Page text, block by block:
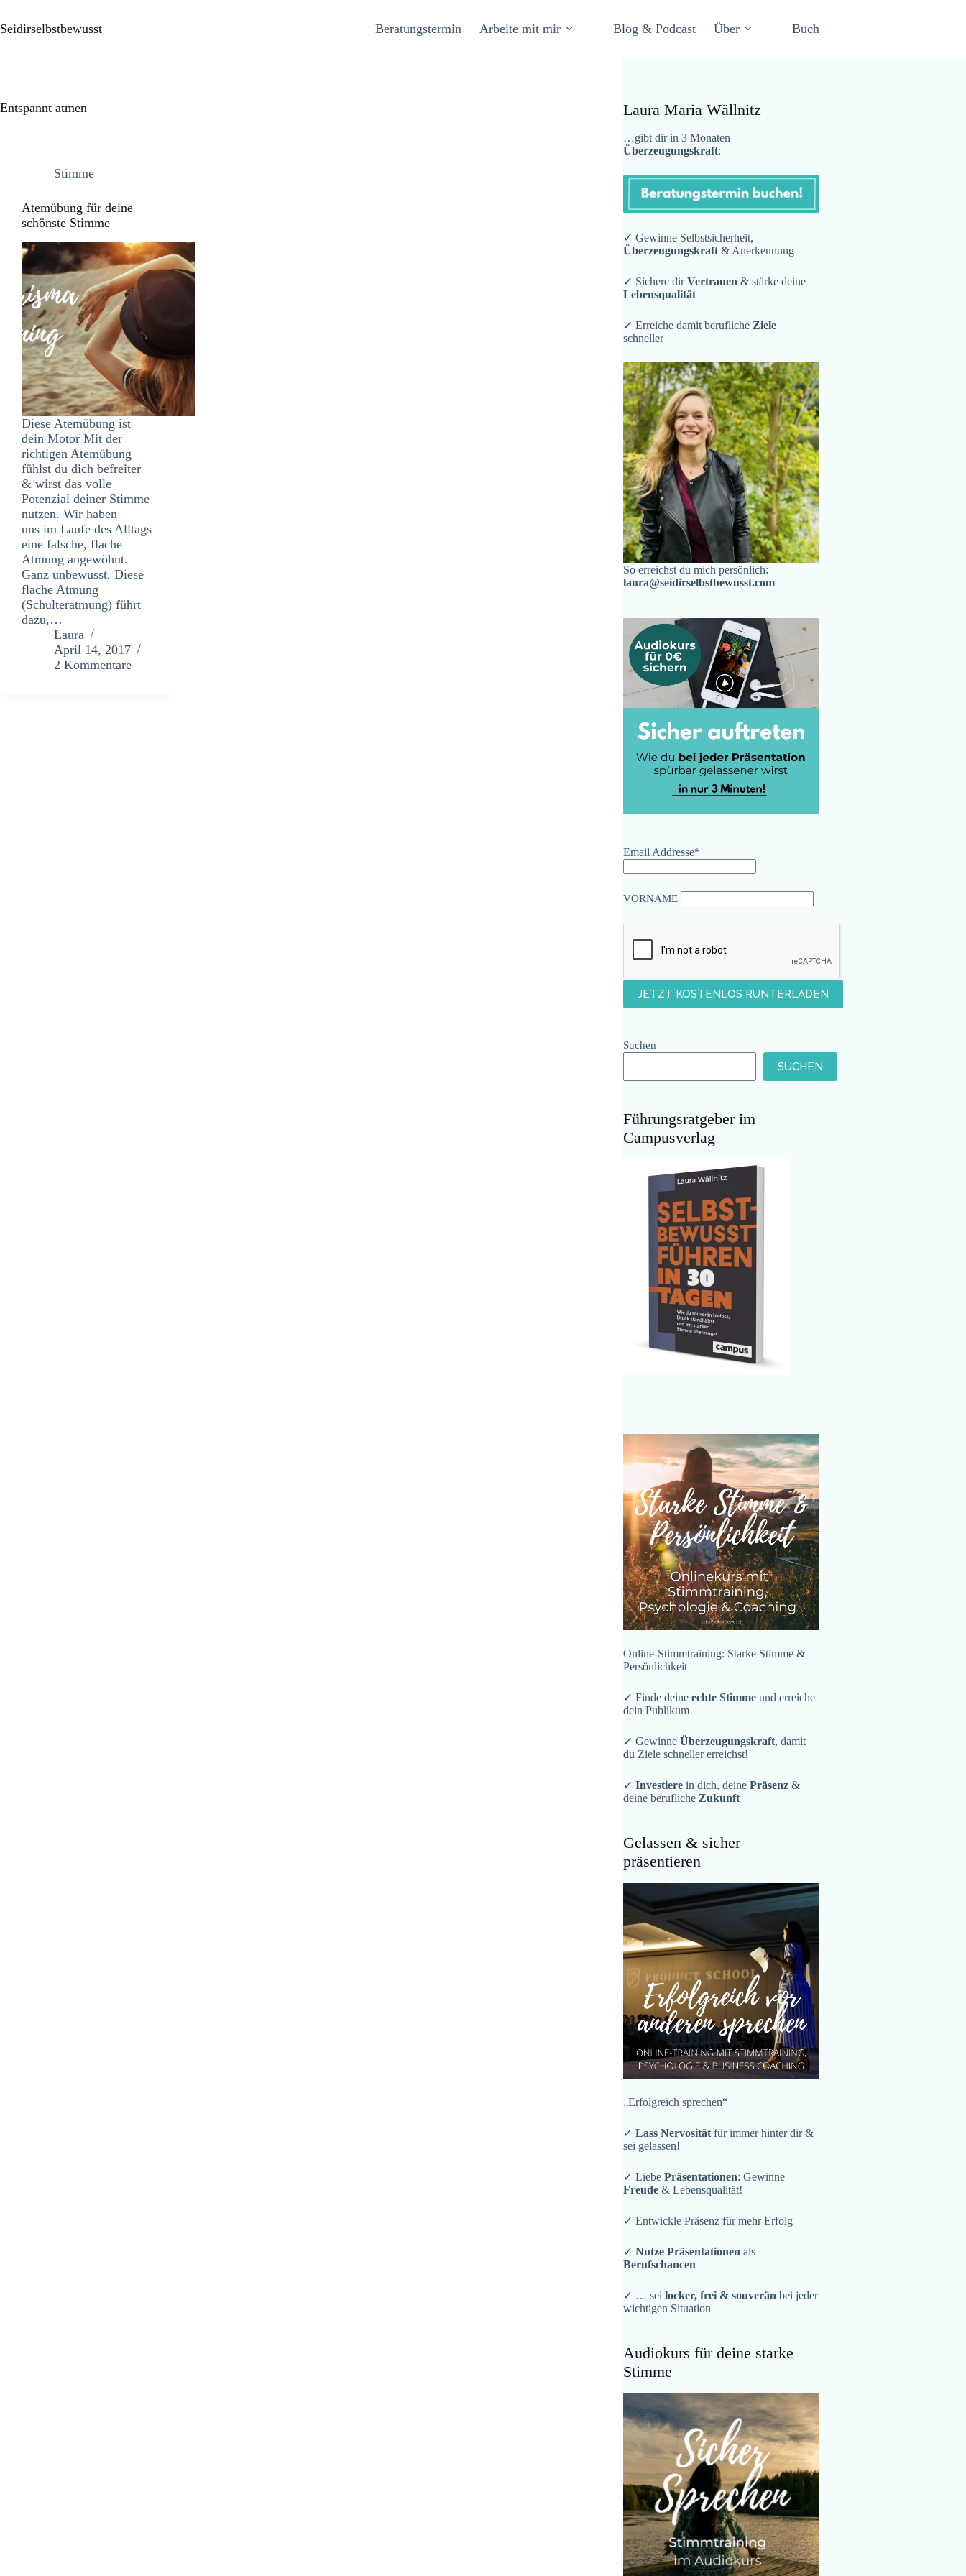
Seidirselbstbewusst Beratungstermin Arbeite mit mir Blog & Podcast Über Buch
Entspannt atmen
Stimme
Atemübung für deine
schönste Stimme
Diese Atemübung ist
dein Motor Mit der
richtigen Atemübung
fühlst du dich befreiter
& wirst das volle
Potenzial deiner Stimme
nutzen. Wir haben
uns im Laufe des Alltags
eine falsche, flache
Atmung angewöhnt.
Ganz unbewusst. Diese
flache Atmung
(Schulteratmung) führt
dazu,…
Laura
April 14, 2017
2 Kommentare
Laura Maria Wällnitz
…gibt dir in 3 Monaten
Überzeugungskraft:
✓ Gewinne Selbstsicherheit,
Überzeugungskraft & Anerkennung
✓ Sichere dirVertrauen & stärke deine
Lebensqualität
✓ Erreiche damit berufliche Ziele
schneller
So erreichst du mich persönlich:
laura@seidirselbstbewusst.com
Email Addresse*
VORNAME
Suchen
SUCHEN
Führungsratgeber im
Campusverlag
Online-Stimmtraining: Starke Stimme &
Persönlichkeit
✓ Finde deineechte Stimme und erreiche
dein Publikum
✓ GewinneÜberzeugungskraft, damit
du Ziele schneller erreichst!
✓Investiere in dich, deinePräsenz &
deine berufliche Zukunft
Gelassen & sicher
präsentieren
„Erfolgreich sprechen“
✓Lass Nervosität für immer hinter dir &
sei gelassen!
✓ LiebePräsentationen: Gewinne
Freude & Lebensqualität!
✓ Entwickle Präsenz für mehr Erfolg
✓Nutze Präsentationenals
Berufschancen
✓ … seilocker, frei & souverän bei jeder
wichtigen Situation
Audiokurs für deine starke
Stimme